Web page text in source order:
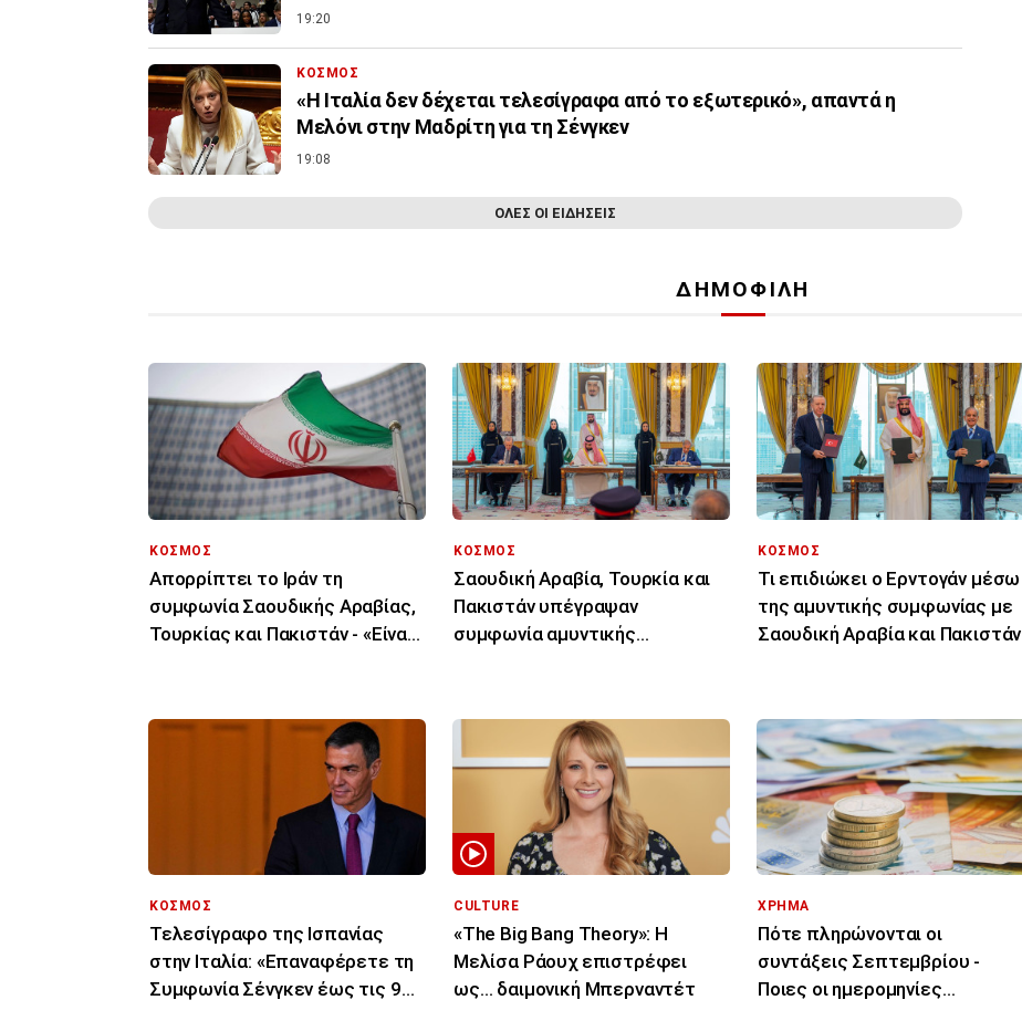
19:20
ΚΟΣΜΟΣ
«Η Ιταλία δεν δέχεται τελεσίγραφα από το εξωτερικό», απαντά η
Μελόνι στην Μαδρίτη για τη Σένγκεν
19:08
ΟΛΕΣ ΟΙ ΕΙΔΗΣΕΙΣ
ΔΗΜΟΦΙΛΗ
ΚΟΣΜΟΣ
Απορρίπτει το Ιράν τη
συμφωνία Σαουδικής Αραβίας,
Τουρκίας και Πακιστάν - «Είναι
ΚΟΣΜΟΣ
Σαουδική Αραβία, Τουρκία και
Πακιστάν υπέγραψαν
συμφωνία αμυντικής
ΚΟΣΜΟΣ
Τι επιδιώκει ο Ερντογάν μέσω
της αμυντικής συμφωνίας με
Σαουδική Αραβία και Πακιστάν
ΚΟΣΜΟΣ
Τελεσίγραφο της Ισπανίας
στην Ιταλία: «Επαναφέρετε τη
Συμφωνία Σένγκεν έως τις 9
CULTURE
«The Big Bang Theory»: Η
Μελίσα Ράουχ επιστρέφει
ως… δαιμονική Μπερναντέτ
ΧΡΗΜΑ
Πότε πληρώνονται οι
συντάξεις Σεπτεμβρίου -
Ποιες οι ημερομηνίες